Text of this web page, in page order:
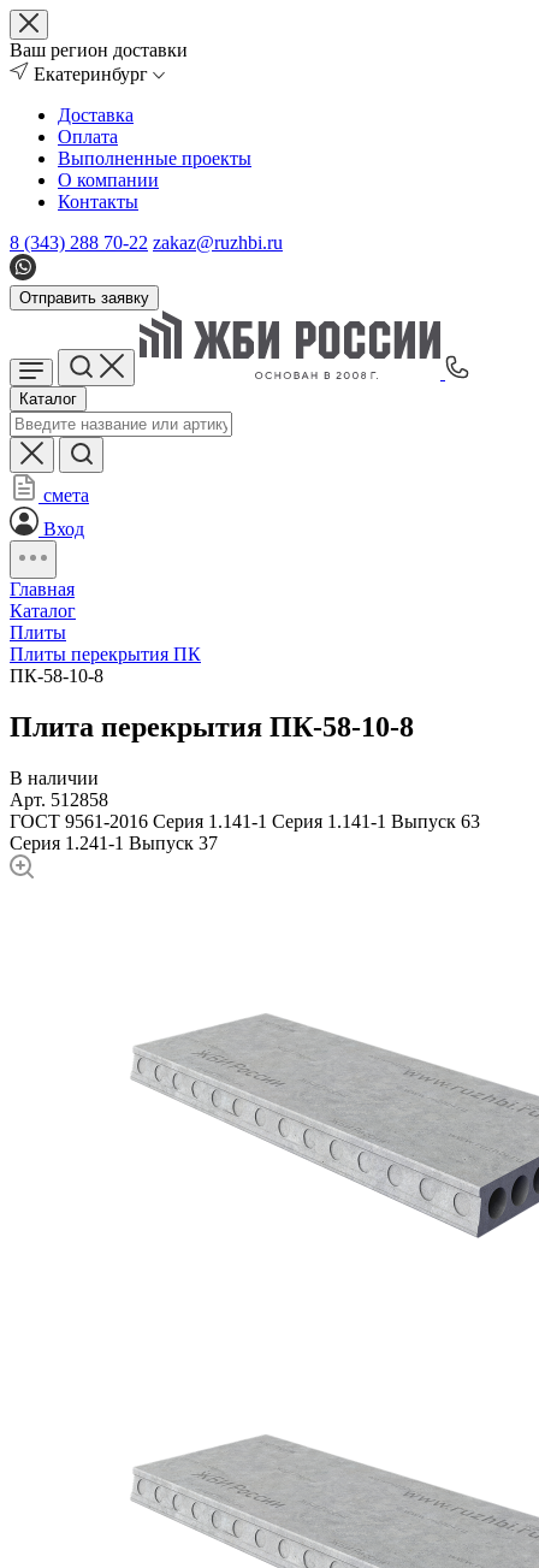
Ваш регион доставки
Екатеринбург
Доставка
Оплата
Выполненные проекты
О компании
Контакты
8 (343) 288 70-22 zakaz@ruzhbi.ru
Отправить заявку
Каталог
смета
Вход
Главная
Каталог
Плиты
Плиты перекрытия ПК
ПК-58-10-8
Плита перекрытия ПК-58-10-8
В наличии
Арт. 512858
ГОСТ 9561-2016 Серия 1.141-1 Серия 1.141-1 Выпуск 63
Серия 1.241-1 Выпуск 37